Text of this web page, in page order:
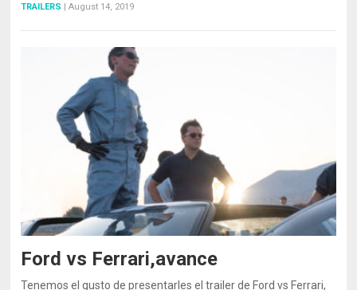
TRAILERS | August 14, 2019
Ford vs Ferrari,avance
Tenemos el gusto de presentarles el trailer de Ford vs Ferrari,